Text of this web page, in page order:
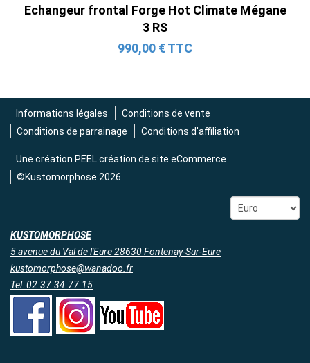
Tube en H pour Ford Mustang GT & V6
(2015-2023)
2 690,00 € TTC
Echangeur frontal Forge Hot Climate Mégane
3 RS
990,00 € TTC
Informations légales
Conditions de vente
Conditions de parrainage
Conditions d'affiliation
Une création PEEL création de site eCommerce
©Kustomorphose 2026
KUSTOMORPHOSE
5 avenue du Val de l'Eure 28630 Fontenay-Sur-Eure
kustomorphose@wanadoo.fr
Tel: 02.37.34.77.15